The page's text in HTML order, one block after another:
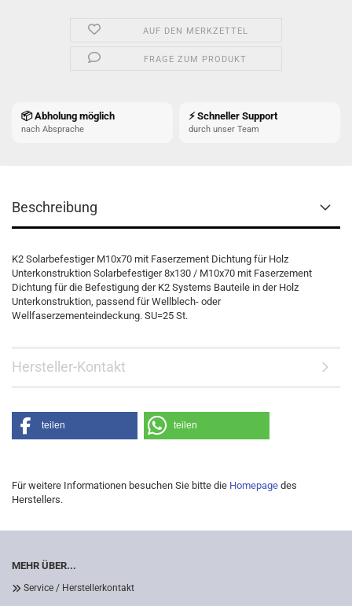
AUF DEN MERKZETTEL
FRAGE ZUM PRODUKT
📦 Abholung möglich
nach Absprache
⚡ Schneller Support
durch unser Team
Beschreibung
K2 Solarbefestiger M10x70 mit Faserzement Dichtung für Holz
Unterkonstruktion Solarbefestiger 8x130 / M10x70 mit Faserzement
Dichtung für die Befestigung der K2 Systems Bauteile in der Holz
Unterkonstruktion, passend für Wellblech- oder
Wellfaserzementeindeckung. SU=25 St.
Hersteller-Kontakt
teilen teilen
Für weitere Informationen besuchen Sie bitte die Homepage des
Herstellers.
MEHR ÜBER...
Service / Herstellerkontakt